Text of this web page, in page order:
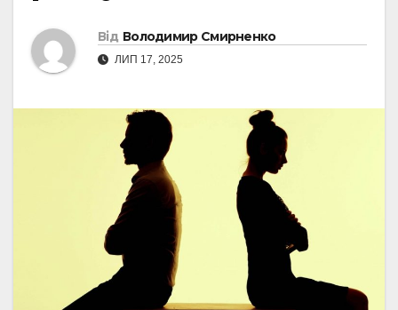
Від Володимир Смирненко
ЛИП 17, 2025